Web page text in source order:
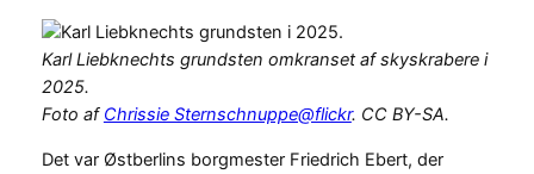
Karl Liebknechts grundsten omkranset af skyskrabere i
2025.
Foto af Chrissie Sternschnuppe@flickr. CC BY-SA.
Det var Østberlins borgmester Friedrich Ebert, der